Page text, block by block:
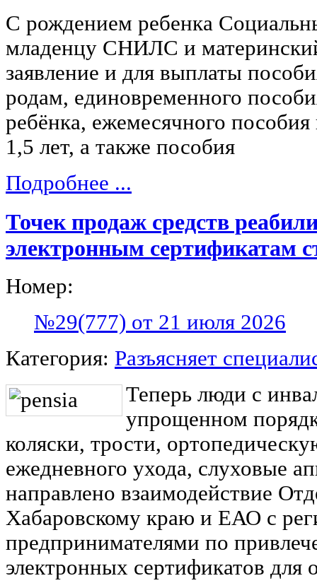
С рождением ребенка
младенцу СНИЛС и
заявление и для выплаты
родам, единовременного
ребёнка, ежемесячного
1,5 лет, а также пособия
Подробнее ...
Точек продаж средств
электронным сертификатам
Номер:
№29(777) от 21 июля 2026
Категория: Разъясняет
Теперь люди с
упрощенном
коляски, трости,
ежедневного ухода, слуховые
направлено взаимодействие
Хабаровскому краю и ЕАО с
предпринимателями по
электронных сертификатов для